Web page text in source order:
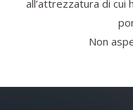
all’attrezzatura di cui
Non